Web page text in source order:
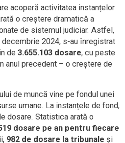
acoperă activitatea instanțelor
o creștere dramatică a
de sistemul judiciar. Astfel,
2024, s-au înregistrat
de 3.655.103 dosare, cu peste
anul precedent – o creștere de
de muncă vine pe fondul unei
umane. La instanțele de fond,
dosare. Statistica arată o
dosare pe an pentru fiecare
982 de dosare la tribunale și